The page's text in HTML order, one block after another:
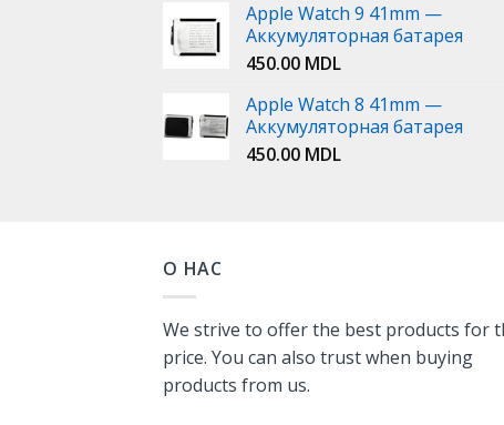
Apple Watch 9 41mm —
Аккумуляторная батарея
450.00 MDL
Apple Watch 8 41mm —
Аккумуляторная батарея
450.00 MDL
О НАС
We strive to offer the best products for
price. You can also trust when buying
products from us.